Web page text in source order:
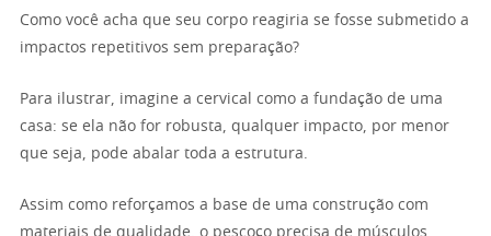
Como você acha que seu corpo reagiria se fosse submetido a
impactos repetitivos sem preparação?
Para ilustrar, imagine a cervical como a fundação de uma
casa: se ela não for robusta, qualquer impacto, por menor
que seja, pode abalar toda a estrutura.
Assim como reforçamos a base de uma construção com
materiais de qualidade, o pescoço precisa de músculos